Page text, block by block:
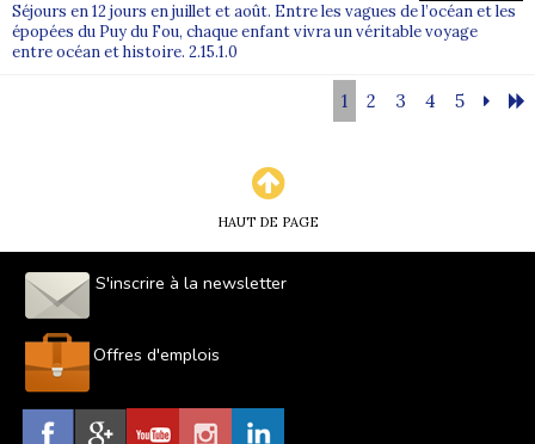
Séjours en 12 jours en juillet et août. Entre les vagues de l’océan et les
épopées du Puy du Fou, chaque enfant vivra un véritable voyage
entre océan et histoire. 2.15.1.0
1 2 3 4 5
HAUT DE PAGE
S'inscrire à la newsletter
Offres d'emplois